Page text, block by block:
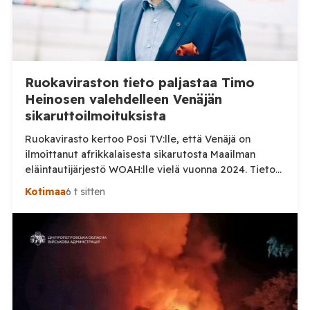
Ruokaviraston tieto paljastaa Timo
Heinosen valehdelleen Venäjän
sikaruttoilmoituksista
Ruokavirasto kertoo Posi TV:lle, että Venäjä on
ilmoittanut afrikkalaisesta sikarutosta Maailman
eläintautijärjestö WOAH:lle vielä vuonna 2024. Tieto
haastaa kokoomuksen kansanedustaja Timo Heinosen
sikaruttoilmoituksista. Suomi on puolestaan
ilmoittanut tuoreesta Virolahden tapauksesta sekä
WOAH:n kautta että suoraan Venäjän
eläinlääkintäviranomaisille. Ruokavirasto kertoi Posi
TV:lle tarkempia tietoja Suomen ensimmäisestä
afrikkalaisen sikaruton tapauksesta sekä
eläintautitietojen vaihdosta […]
Kotimaa6 t sitten